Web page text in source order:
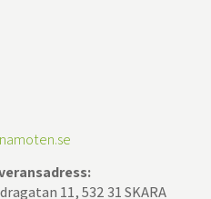
11, 532 31 SKARA